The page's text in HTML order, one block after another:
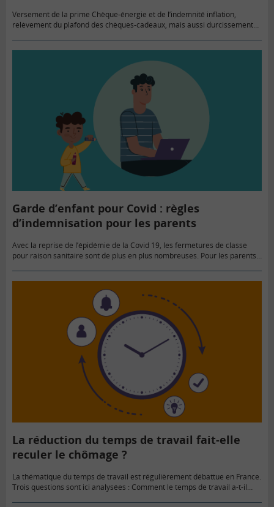
Versement de la prime Chèque-énergie et de l’indemnité inflation,
relèvement du plafond des chèques-cadeaux, mais aussi durcissement
Garde d’enfant pour Covid : règles
d’indemnisation pour les parents
Avec la reprise de l’épidémie de la Covid 19, les fermetures de classe
pour raison sanitaire sont de plus en plus nombreuses. Pour les parents
La réduction du temps de travail fait-elle
reculer le chômage ?
La thématique du temps de travail est régulièrement débattue en France.
Trois questions sont ici analysées : Comment le temps de travail a-t-il